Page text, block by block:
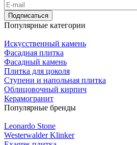
Подписаться
Популярные категории
Искусственный камень
Фасадная плитка
Фасадный камень
Плитка для цоколя
Ступени и напольная плитка
Облицовочный кирпич
Керамогранит
Популярные бренды
Leonardo Stone
Westerwalder Klinker